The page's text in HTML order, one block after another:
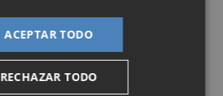
ACEPTAR TODO
RECHAZAR TODO